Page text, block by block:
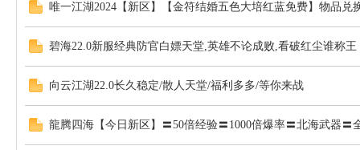
唯一江湖2024【新区】【金符结婚五色大培红蓝免费】物品兑
碧海22.0新服经典防官白嫖天堂,英雄不论成败,看破红尘谁称王
向云江湖22.0长久稳定/散人天堂/福利多多/等你来战
龍腾四海【今日新区】〓50倍经验〓1000倍爆率〓北海武器〓